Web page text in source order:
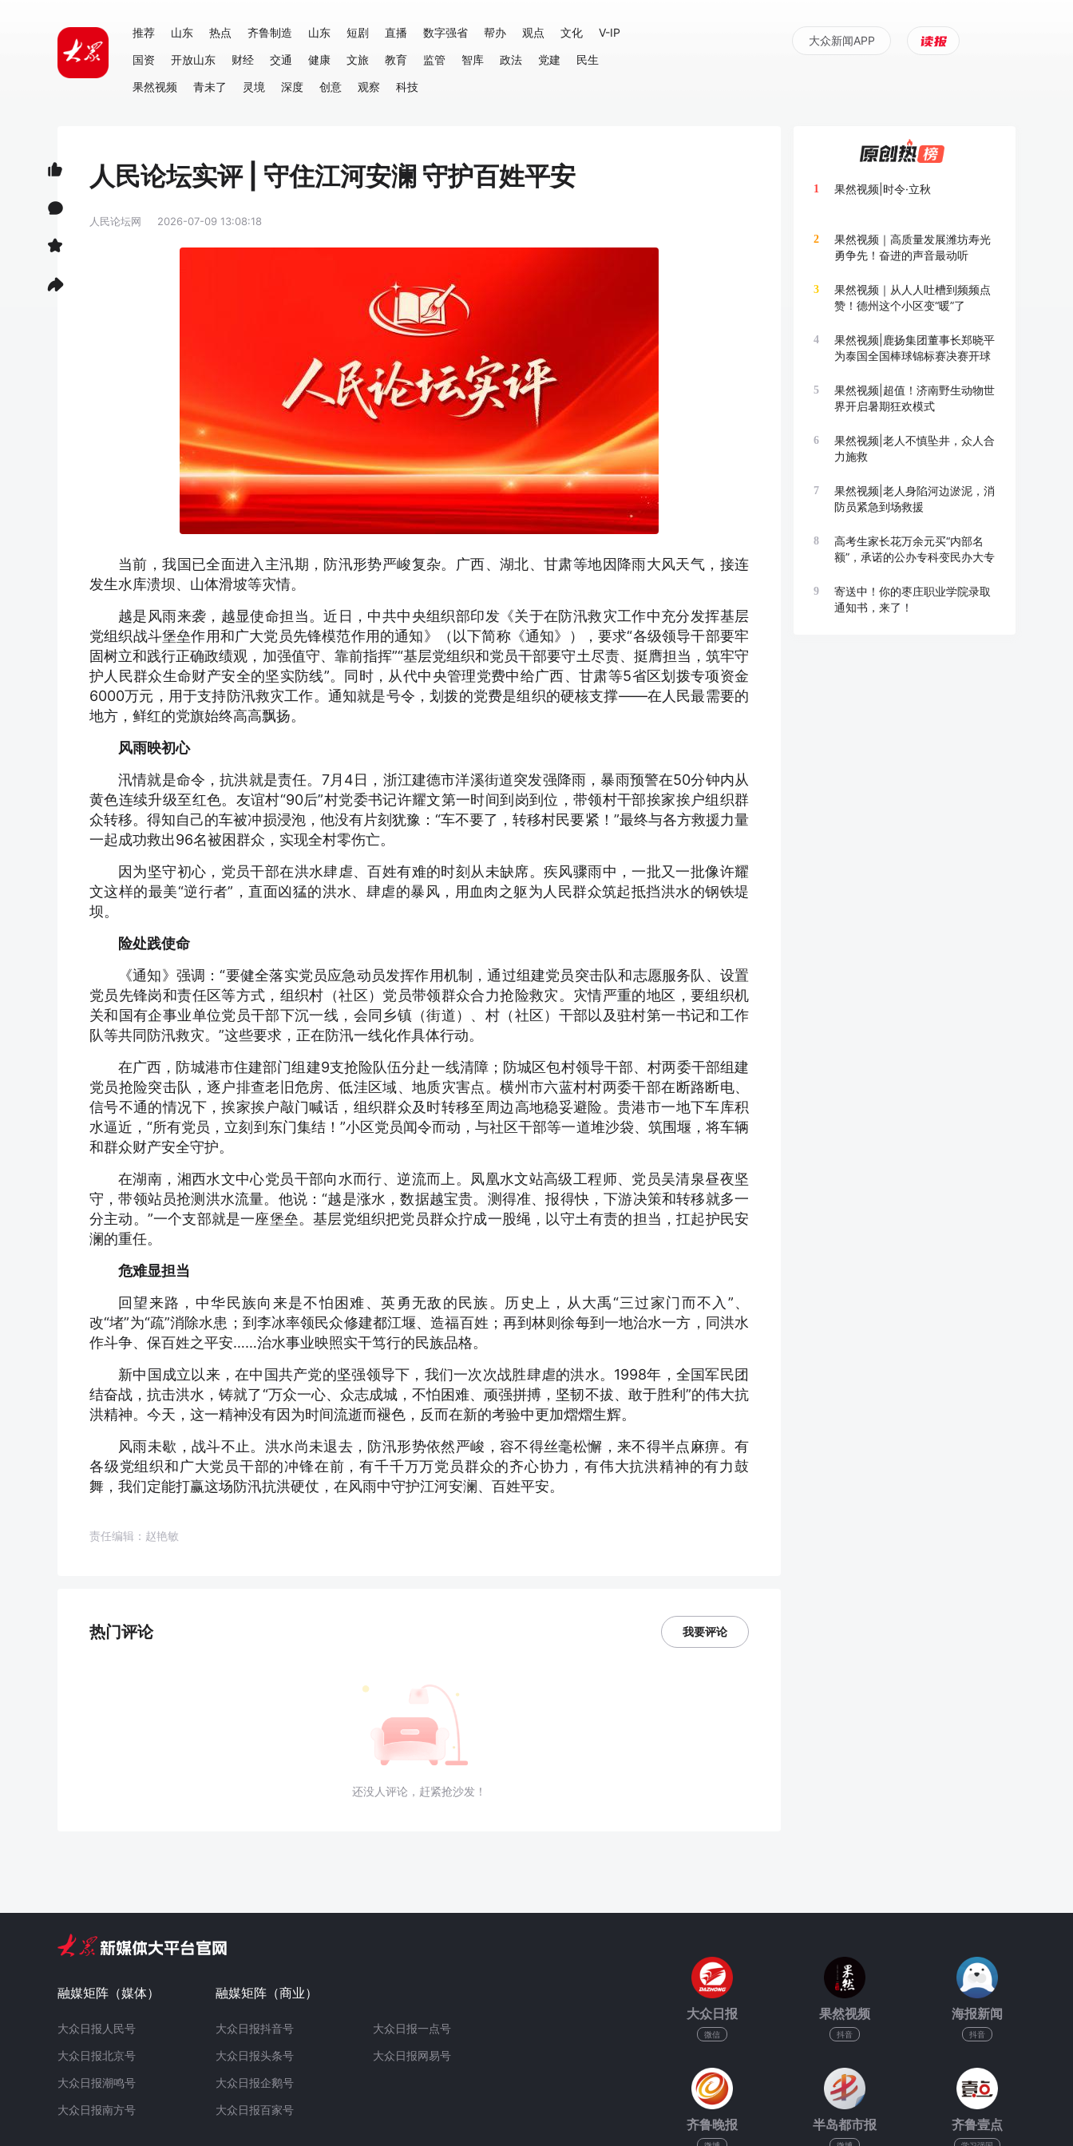
推荐 山东 热点 齐鲁制造 山东 短剧 直播 数字强省 帮办 观点 文化
V-IP
国资
开放山东 财经 交通 健康 文旅 教育 监管 智库 政法 党建
民生
果然视频
青未了 灵境 深度 创意 观察 科技
大众新闻APP
人民论坛实评 | 守住江河安澜 守护百姓平安
人民论坛网 2026-07-09 13:08:18
当前，我国已全面进入主汛期，防汛形势严峻复杂。广西、湖北、甘肃等地因降雨大风天气，接连
发生水库溃坝、山体滑坡等灾情。
越是风雨来袭，越显使命担当。近日，中共中央组织部印发《关于在防汛救灾工作中充分发挥基层
党组织战斗堡垒作用和广大党员先锋模范作用的通知》（以下简称《通知》），要求“各级领导干部要牢
固树立和践行正确政绩观，加强值守、靠前指挥”“基层党组织和党员干部要守土尽责、挺膺担当，筑牢守
护人民群众生命财产安全的坚实防线”。同时，从代中央管理党费中给广西、甘肃等5省区划拨专项资金
6000万元，用于支持防汛救灾工作。通知就是号令，划拨的党费是组织的硬核支撑——在人民最需要的
地方，鲜红的党旗始终高高飘扬。
风雨映初心
汛情就是命令，抗洪就是责任。7月4日，浙江建德市洋溪街道突发强降雨，暴雨预警在50分钟内从
黄色连续升级至红色。友谊村“90后”村党委书记许耀文第一时间到岗到位，带领村干部挨家挨户组织群
众转移。得知自己的车被冲损浸泡，他没有片刻犹豫：“车不要了，转移村民要紧！”最终与各方救援力量
一起成功救出96名被困群众，实现全村零伤亡。
因为坚守初心，党员干部在洪水肆虐、百姓有难的时刻从未缺席。疾风骤雨中，一批又一批像许耀
文这样的最美“逆行者”，直面凶猛的洪水、肆虐的暴风，用血肉之躯为人民群众筑起抵挡洪水的钢铁堤
坝。
险处践使命
《通知》强调：“要健全落实党员应急动员发挥作用机制，通过组建党员突击队和志愿服务队、设置
党员先锋岗和责任区等方式，组织村（社区）党员带领群众合力抢险救灾。灾情严重的地区，要组织机
关和国有企事业单位党员干部下沉一线，会同乡镇（街道）、村（社区）干部以及驻村第一书记和工作
队等共同防汛救灾。”这些要求，正在防汛一线化作具体行动。
在广西，防城港市住建部门组建9支抢险队伍分赴一线清障；防城区包村领导干部、村两委干部组建
党员抢险突击队，逐户排查老旧危房、低洼区域、地质灾害点。横州市六蓝村村两委干部在断路断电、
信号不通的情况下，挨家挨户敲门喊话，组织群众及时转移至周边高地稳妥避险。贵港市一地下车库积
水逼近，“所有党员，立刻到东门集结！”小区党员闻令而动，与社区干部等一道堆沙袋、筑围堰，将车辆
和群众财产安全守护。
在湖南，湘西水文中心党员干部向水而行、逆流而上。凤凰水文站高级工程师、党员吴清泉昼夜坚
守，带领站员抢测洪水流量。他说：“越是涨水，数据越宝贵。测得准、报得快，下游决策和转移就多一
分主动。”一个支部就是一座堡垒。基层党组织把党员群众拧成一股绳，以守土有责的担当，扛起护民安
澜的重任。
危难显担当
回望来路，中华民族向来是不怕困难、英勇无敌的民族。历史上，从大禹“三过家门而不入”、
改“堵”为“疏”消除水患；到李冰率领民众修建都江堰、造福百姓；再到林则徐每到一地治水一方，同洪水
作斗争、保百姓之平安……治水事业映照实干笃行的民族品格。
新中国成立以来，在中国共产党的坚强领导下，我们一次次战胜肆虐的洪水。1998年，全国军民团
结奋战，抗击洪水，铸就了“万众一心、众志成城，不怕困难、顽强拼搏，坚韧不拔、敢于胜利”的伟大抗
洪精神。今天，这一精神没有因为时间流逝而褪色，反而在新的考验中更加熠熠生辉。
风雨未歇，战斗不止。洪水尚未退去，防汛形势依然严峻，容不得丝毫松懈，来不得半点麻痹。有
各级党组织和广大党员干部的冲锋在前，有千千万万党员群众的齐心协力，有伟大抗洪精神的有力鼓
舞，我们定能打赢这场防汛抗洪硬仗，在风雨中守护江河安澜、百姓平安。
责任编辑：赵艳敏
热门评论 我要评论
还没人评论，赶紧抢沙发！
1 果然视频|时令·立秋
2
果然视频｜高质量发展潍坊寿光
勇争先！奋进的声音最动听
3
果然视频｜从人人吐槽到频频点
赞！德州这个小区变“暖”了
4
果然视频|鹿扬集团董事长郑晓平
为泰国全国棒球锦标赛决赛开球
5
果然视频|超值！济南野生动物世
界开启暑期狂欢模式
6
果然视频|老人不慎坠井，众人合
力施救
7
果然视频|老人身陷河边淤泥，消
防员紧急到场救援
8
高考生家长花万余元买“内部名
额”，承诺的公办专科变民办大专
9
寄送中！你的枣庄职业学院录取
通知书，来了！
融媒矩阵（媒体）
大众日报人民号
大众日报北京号
大众日报潮鸣号
大众日报南方号
融媒矩阵（商业）
大众日报抖音号
大众日报头条号
大众日报企鹅号
大众日报百家号
大众日报一点号
大众日报网易号
大众日报
微信
果然视频
抖音
海报新闻
抖音
齐鲁晚报 半岛都市报 齐鲁壹点